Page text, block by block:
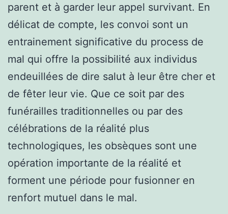
parent et à garder leur appel survivant. En
délicat de compte, les convoi sont un
entrainement significative du process de
mal qui offre la possibilité aux individus
endeuillées de dire salut à leur être cher et
de fêter leur vie. Que ce soit par des
funérailles traditionnelles ou par des
célébrations de la réalité plus
technologiques, les obsèques sont une
opération importante de la réalité et
forment une période pour fusionner en
renfort mutuel dans le mal.